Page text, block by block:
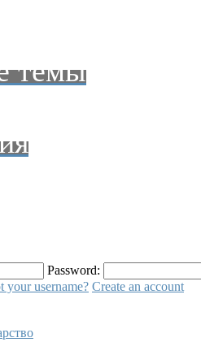
темы
Password:
your username? Create an account